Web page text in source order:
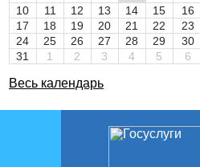
10 11 12 13 14 15
16
17
18 19 20 21 22
23
24
25 26 27 28 29
30
31
1 2 3 4 5 6
Весь календарь